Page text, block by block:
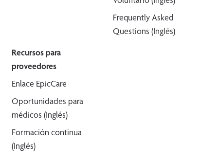
Frequently Asked
Questions (Inglés)
Recursos para
proveedores
Enlace EpicCare
Oportunidades para
médicos (Inglés)
Formación continua
(Inglés)